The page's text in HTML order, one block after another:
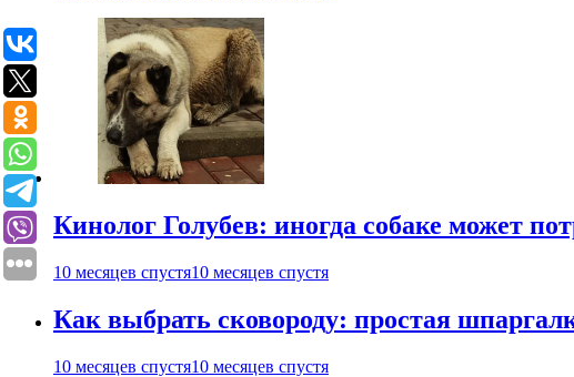
Кинолог Голубев: иногда собаке может
10 месяцев спустя10 месяцев спустя
Как выбрать сковороду: простая
10 месяцев спустя10 месяцев спустя